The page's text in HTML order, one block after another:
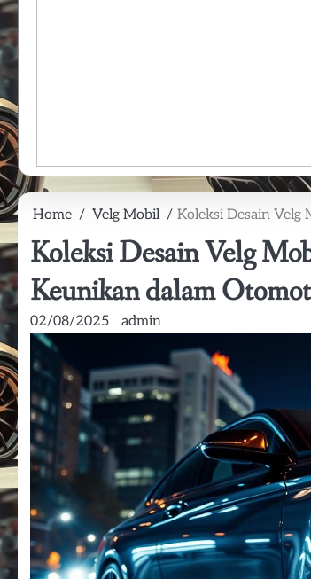
Home Velg Mobil Koleksi Desain Velg
Koleksi Desain Velg
Keunikan dalam
02/08/2025 admin